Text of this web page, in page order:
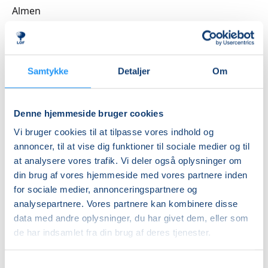
Samtykke Detaljer Om
Denne hjemmeside bruger cookies
Vi bruger cookies til at tilpasse vores indhold og
annoncer, til at vise dig funktioner til sociale medier og til
at analysere vores trafik. Vi deler også oplysninger om
din brug af vores hjemmeside med vores partnere inden
for sociale medier, annonceringspartnere og
analysepartnere. Vores partnere kan kombinere disse
data med andre oplysninger, du har givet dem, eller som
de har indsamlet fra din brug af deres tjenester.
viden om det lille barns udvikling og behov.
Fælles te
I slutningen af hver undervisningsgang sætter vi os
sammen, drikker te, spiser lidt og taler om det, der
optager jer. Det kan være fødslen, søvn – både din og
forandringer – og hvad de betyder for dig,
kærlighedslivet, amning og flaske, livet som familie,
bedsteforældre.
En undervisningsgang kan se sådan ud:
- opvarmning med blandt andet øvelser for kredsløb,
bevægelse af led, løsnende og afspændende
- øvelser for arme, skuldre og nakke
- øvelser med bevidsthed om og let træning af mave-,
Almen
DKK 2.400,00
DKK 2.160,00
Ledig-FRB
Studerende-KBH
DKK 2.160,00
Studerende-FRB
DKK 2.220,00
Unge (18-25 år)-KBH
DKK 2.160,00
Info